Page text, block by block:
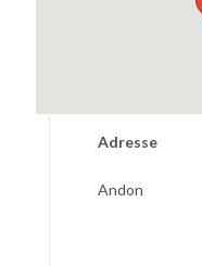
Adresse
Andon